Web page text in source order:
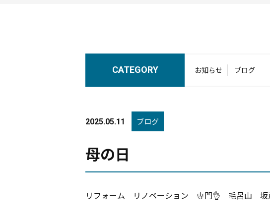
CATEGORY お知らせ ブログ
2025.05.11 ブログ
母の日
リフォーム リノベーション 専門👌 毛呂山 坂